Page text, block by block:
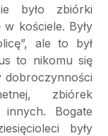
było zbiórki
kościele. Były
ale to był
to nikomu się
dobroczynności
zbiórek
Bogate
były